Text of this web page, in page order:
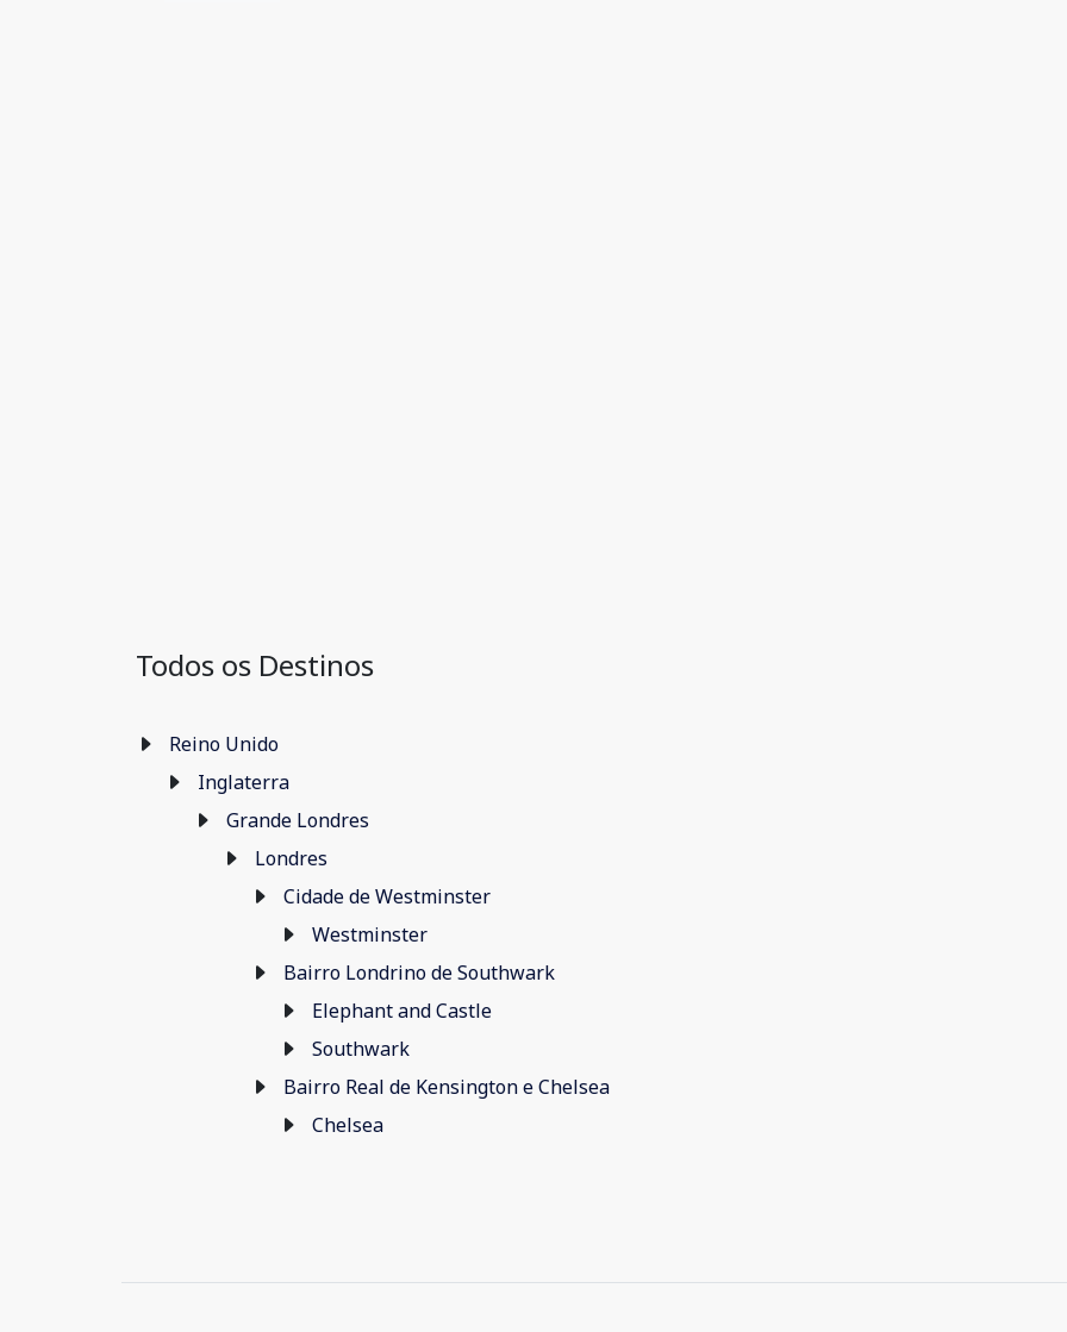
Todos os Destinos
Reino Unido
Inglaterra
Grande Londres
Londres
Cidade de Westminster
Westminster
Bairro Londrino de Southwark
Elephant and Castle
Southwark
Bairro Real de Kensington e Chelsea
Chelsea